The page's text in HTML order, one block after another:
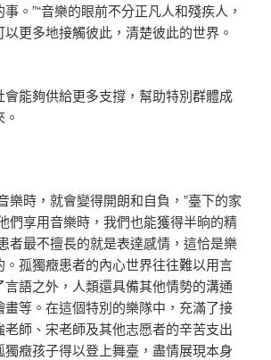
。”“音樂的眼前不分正凡人和殘疾人，
更多地接觸彼此，清楚彼此的世界。
能夠供給更多支撐，幫助特別群體成
樂時，就會變得開朗和自負，”臺下的家
們享用音樂時，我們也能獲得半晌的精
者最不擅長的就是表達感情，這恰是樂
。孤獨癥患者的內心世界往往難以用言
語之外，人類還具備其他情勢的溝通
畫等。在這個特別的樂隊中，充滿了接
師、宋老師及其他志愿者的辛苦支出
癥孩子得以登上舞臺，盡情展現本身